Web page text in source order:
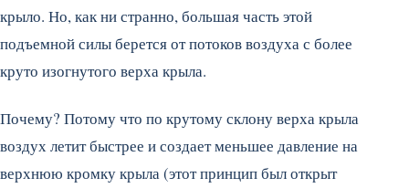
крыло. Но, как ни странно, большая часть этой
подъемной силы берется от потоков воздуха с более
круто изогнутого верха крыла.
Почему? Потому что по крутому склону верха крыла
воздух летит быстрее и создает меньшее давление на
верхнюю кромку крыла (этот принцип был открыт